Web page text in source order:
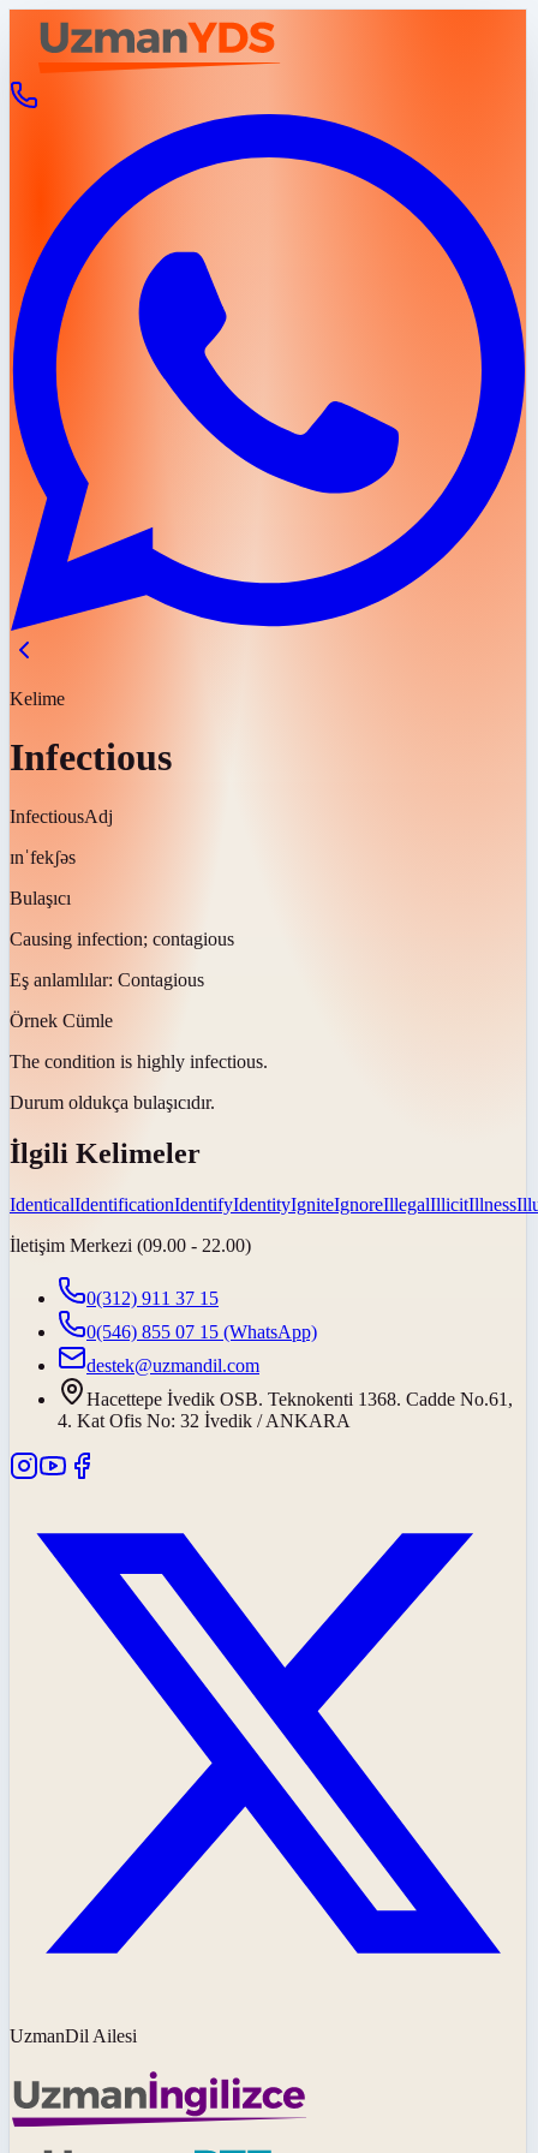
Kelime
Infectious
InfectiousAdj
ɪnˈfekʃəs
Bulaşıcı
Causing infection; contagious
Eş anlamlılar: Contagious
Örnek Cümle
The condition is highly infectious.
Durum oldukça bulaşıcıdır.
İlgili Kelimeler
IdenticalIdentificationIdentifyIdentityIgniteIgnoreIllegalIllicitIllness
İletişim Merkezi (09.00 - 22.00)
0(312) 911 37 15
0(546) 855 07 15 (WhatsApp)
destek@uzmandil.com
Hacettepe İvedik OSB. Teknokenti 1368. Cadde No.61,
4. Kat Ofis No: 32 İvedik / ANKARA
UzmanDil Ailesi